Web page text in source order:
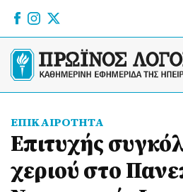
ΕΠΙΚΑΙΡΟΤΗΤΑ
Επιτυχής
χεριού στο